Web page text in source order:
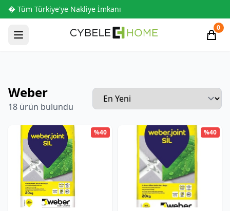
� Tüm Türkiye'ye Nakliye İmkanı
0
Weber
18 ürün bulundu
%40 %40